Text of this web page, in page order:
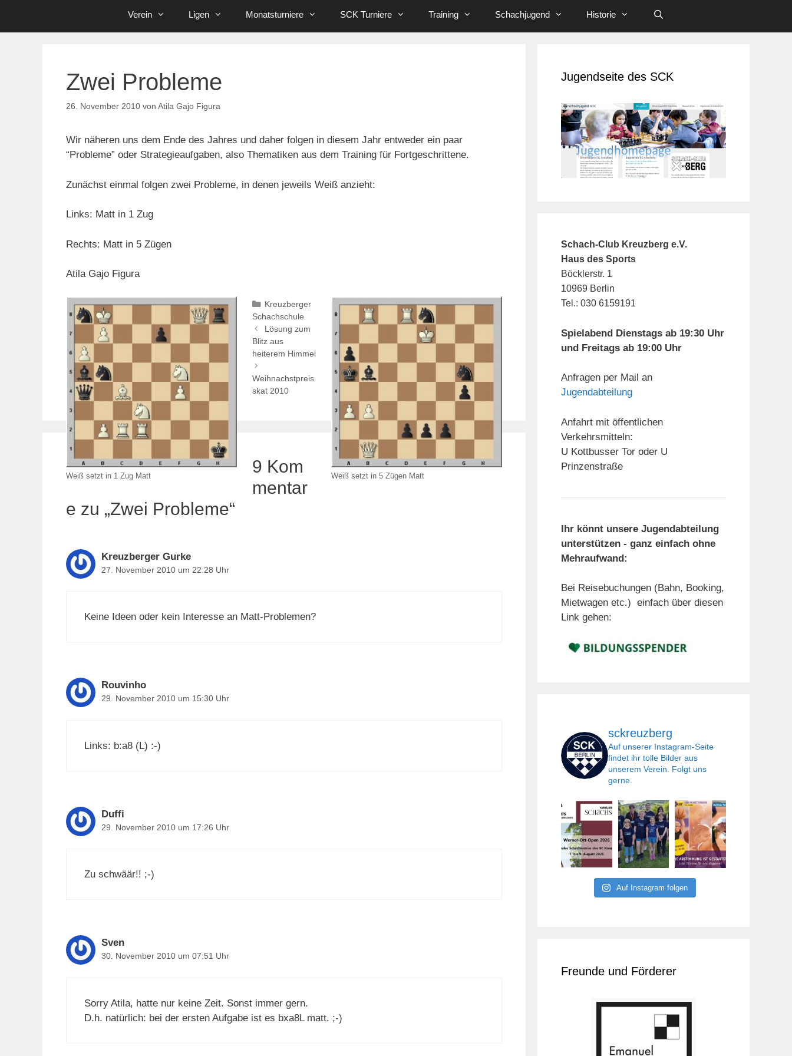
Verein Ligen Monatsturniere SCK Turniere Training Schachjugend Historie
Zwei Probleme
26. November 2010 von Atila Gajo Figura
Wir näheren uns dem Ende des Jahres und daher folgen in diesem Jahr entweder ein paar
“Probleme” oder Strategieaufgaben, also Thematiken aus dem Training für Fortgeschrittene.
Zunächst einmal folgen zwei Probleme, in denen jeweils Weiß anzieht:
Links: Matt in 1 Zug
Rechts: Matt in 5 Zügen
Atila Gajo Figura
Weiß setzt in 1 Zug Matt Weiß setzt in 5 Zügen Matt
Kategorien
Kreuzberger
Schachschule
Lösung zum
Blitz aus
heiterem Himmel
Weihnachstpreis
skat 2010
9 Kom
mentar
e zu „Zwei Probleme“
Kreuzberger Gurke
27. November 2010 um 22:28 Uhr
Keine Ideen oder kein Interesse an Matt-Problemen?
Rouvinho
29. November 2010 um 15:30 Uhr
Links: b:a8 (L) :-)
Duffi
29. November 2010 um 17:26 Uhr
Zu schwäär!! ;-)
Sven
30. November 2010 um 07:51 Uhr
Sorry Atila, hatte nur keine Zeit. Sonst immer gern.
D.h. natürlich: bei der ersten Aufgabe ist es bxa8L matt. ;-)
Jugendseite des SCK
Schach-Club Kreuzberg e.V.
Haus des Sports
Böcklerstr. 1
10969 Berlin
Tel.: 030 6159191
Spielabend Dienstags ab 19:30 Uhr
und Freitags ab 19:00 Uhr
Anfragen per Mail an
Jugendabteilung
Anfahrt mit öffentlichen
Verkehrsmitteln:
U Kottbusser Tor oder U
Prinzenstraße
Ihr könnt unsere Jugendabteilung
unterstützen - ganz einfach ohne
Mehraufwand:
Bei Reisebuchungen (Bahn, Booking,
Mietwagen etc.) einfach über diesen
Link gehen:
sckreuzberg
Auf unserer Instagram-Seite
findet ihr tolle Bilder aus
unserem Verein. Folgt uns
gerne.
Auf Instagram folgen
Freunde und Förderer